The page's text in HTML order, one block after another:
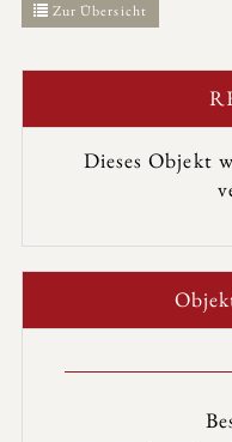
Zur Übersicht
Dieses Objekt